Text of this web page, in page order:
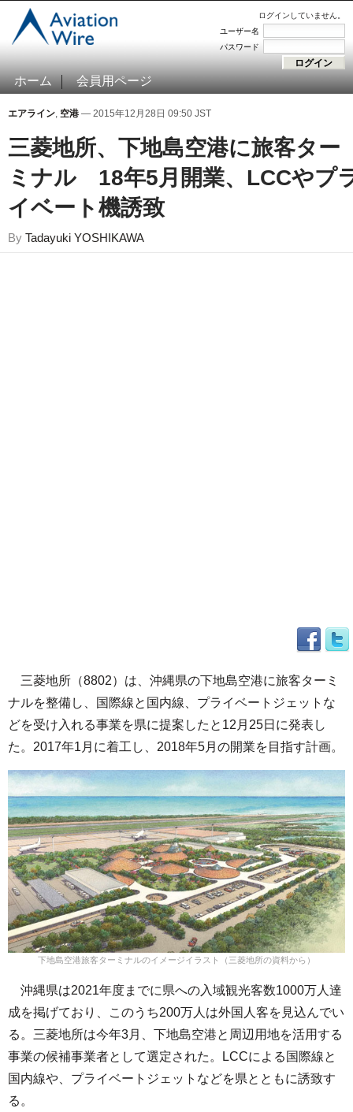
ログインしていません。
ユーザー名
パスワード
ホーム 会員用ページ
エアライン, 空港 — 2015年12月28日 09:50 JST
三菱地所、下地島空港に旅客ター
ミナル 18年5月開業、LCCやプ
イベート機誘致
By Tadayuki YOSHIKAWA
三菱地所（8802）は、沖縄県の下地島空港に旅客ターミ
ナルを整備し、国際線と国内線、プライベートジェットな
どを受け入れる事業を県に提案したと12月25日に発表し
た。2017年1月に着工し、2018年5月の開業を目指す計画。
下地島空港旅客ターミナルのイメージイラスト（三菱地所の資料から）
沖縄県は2021年度までに県への入域観光客数1000万人達
成を掲げており、このうち200万人は外国人客を見込んでい
る。三菱地所は今年3月、下地島空港と周辺用地を活用する
事業の候補事業者として選定された。LCCによる国際線と
国内線や、プライベートジェットなどを県とともに誘致す
る。